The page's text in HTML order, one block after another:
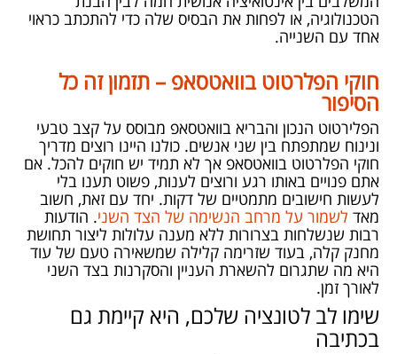
הטכנולוגיה, או לפחות את הבסיס שלה כדי להתכתב כראוי
אחד עם השנייה.
חוקי הפלרטוט בוואטסאפ – תזמון זה כל
הסיפור
הפלירטוט הנכון והבריא בוואטסאפ מבוסס על קצב טבעי
ונינוח שמתפתח בין שני אנשים. כולנו היינו רוצים מדריך
חוקי הפלרטוט בוואטסאפ אך לא תמיד יש חוקים להכל. אם
אתם פנויים באותו רגע ורוצים לענות, פשוט תענו בלי
לעשות חישובים מתמטיים של דקות. יחד עם זאת, חשוב
מאד לשמור על מרחב הנשימה של הצד השני. הודעות
רבות שנשלחות בצרורות ללא מענה עלולות ליצור תחושת
מחנק קלה, בעוד שזרימה קלילה שמשאירה טעם של עוד
היא מה שתגרום להשארת העניין והסקרנות בצד השני
לאורך זמן.
שימו לב לטונציה שלכם, היא קיימת גם
בכתיבה